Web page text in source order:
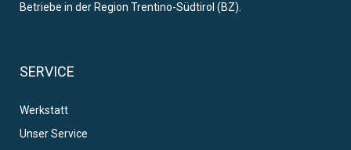
Betriebe in der Region Trentino-Südtirol (BZ).
SERVICE
Werkstatt
Unser Service